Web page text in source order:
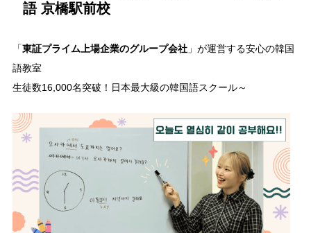
語 京橋駅前校
「 東証プライム上場企業のグループ会社」が運営する安心の韓国
語教室
生徒数16,000名突破！日本最大級の韓国語スクール～